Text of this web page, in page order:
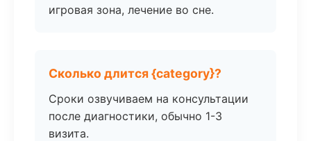
игровая зона, лечение во сне.
Сколько длится {category}?
Сроки озвучиваем на консультации
после диагностики, обычно 1-3
визита.